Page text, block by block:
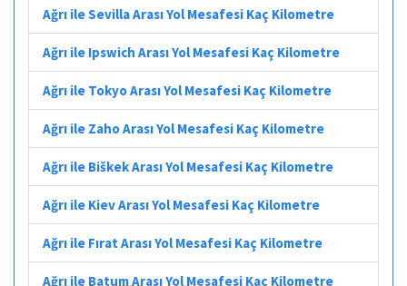
Ağrı ile Sevilla Arası Yol Mesafesi Kaç Kilometre
Ağrı ile Ipswich Arası Yol Mesafesi Kaç Kilometre
Ağrı ile Tokyo Arası Yol Mesafesi Kaç Kilometre
Ağrı ile Zaho Arası Yol Mesafesi Kaç Kilometre
Ağrı ile Biškek Arası Yol Mesafesi Kaç Kilometre
Ağrı ile Kiev Arası Yol Mesafesi Kaç Kilometre
Ağrı ile Fırat Arası Yol Mesafesi Kaç Kilometre
Ağrı ile Batum Arası Yol Mesafesi Kaç Kilometre